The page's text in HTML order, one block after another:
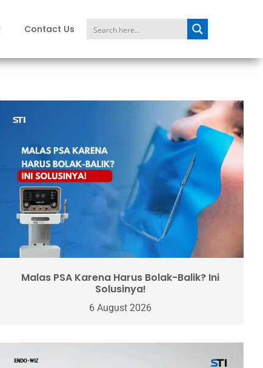
Contact Us
Malas PSA Karena Harus Bolak-Balik? Ini
Solusinya!
6 August 2026